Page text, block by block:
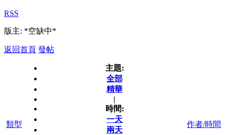
RSS
版主: *空缺中*
返回首頁 發帖
類型
主題:
全部
精華
|
時間:
一天
兩天
作者/時間